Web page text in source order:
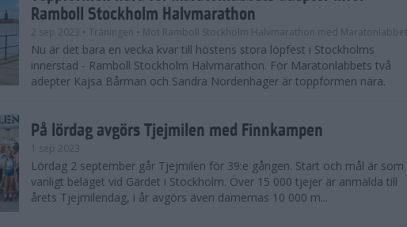
Ramboll Stockholm Halvmarathon
2 sep 2023 • Träningen • Mot Ramboll Stockholm Halvmarathon med Maratonlabbet
Nu är det bara en vecka kvar till höstens stora löpfest i Stockholms
innerstad - Ramboll Stockholm Halvmarathon. För Maratonlabbets två
adepter Kajsa Bårman och Sandra Nordenhager är toppformen nära.
På lördag avgörs Tjejmilen med Finnkampen
1 sep 2023
Lördag 2 september går Tjejmilen för 39:e gången. Start och mål är som
vanligt beläget vid Gärdet i Stockholm. Över 15 000 tjejer är anmälda till
årets Tjejmilendag, i år avgörs även damernas 10 000 m...